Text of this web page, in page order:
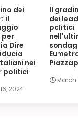
dei
il
per
Dire
nei
politici
2024
Il
dei
politici
March